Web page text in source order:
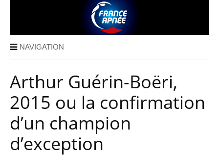
NAVIGATION
Arthur Guérin-Boëri,
2015 ou la confirmation
d’un champion
d’exception